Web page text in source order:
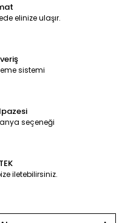
elinize ulaşır.
sistemi
seçeneği
iletebilirsiniz.